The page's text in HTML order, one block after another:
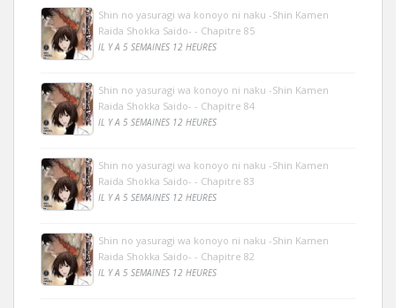
Shin no yasuragi wa konoyo ni naku -Shin Kamen
Raida Shokka Saido- - Chapitre 85
IL Y A 5 SEMAINES 12 HEURES
Shin no yasuragi wa konoyo ni naku -Shin Kamen
Raida Shokka Saido- - Chapitre 84
IL Y A 5 SEMAINES 12 HEURES
Shin no yasuragi wa konoyo ni naku -Shin Kamen
Raida Shokka Saido- - Chapitre 83
IL Y A 5 SEMAINES 12 HEURES
Shin no yasuragi wa konoyo ni naku -Shin Kamen
Raida Shokka Saido- - Chapitre 82
IL Y A 5 SEMAINES 12 HEURES